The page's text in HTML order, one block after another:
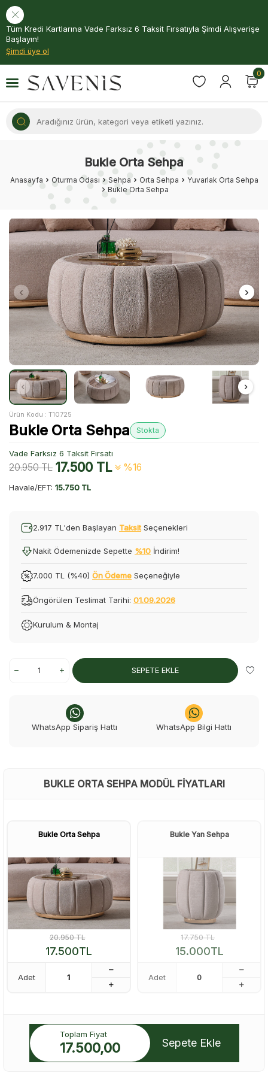
Tüm Kredi Kartlarına Vade Farksız 6 Taksit Fırsatıyla Şimdi Alışverişe
Başlayın!
Şimdi üye ol
0
Bukle Orta Sehpa
Anasayfa Oturma Odası Sehpa Orta Sehpa
Yuvarlak Orta Sehpa
Bukle Orta Sehpa
Ürün Kodu : T10725
Bukle Orta Sehpa Stokta
Vade Farksız 6 Taksit Fırsatı
20.950TL 17.500TL %16
Havale/EFT: 15.750 TL
2.917 TL'den Başlayan Taksit Seçenekleri
Nakit Ödemenizde Sepette %10 İndirim!
7.000 TL (%40) Ön Ödeme Seçeneğiyle
Öngörülen Teslimat Tarihi: 01.09.2026
Kurulum & Montaj
SEPETE EKLE
WhatsApp Sipariş Hattı WhatsApp Bilgi Hattı
BUKLE ORTA SEHPA MODÜL FIYATLARI
Bukle Orta Sehpa
20.950TL
17.500TL
Adet
Bukle Yan Sehpa
17.750TL
15.000TL
Adet
Toplam Fiyat
17.500,00 Sepete Ekle